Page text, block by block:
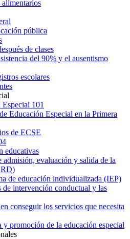
alimentarios
pública
de clases
del 90% y el ausentismo
escolares
101
Educación Especial en la Primera
de ECSE
educativas
admisión, evaluación y salida de la
de educación individualizada (IEP)
de intervención conductual y las
conseguir los servicios que necesita
y promoción de la educación especial